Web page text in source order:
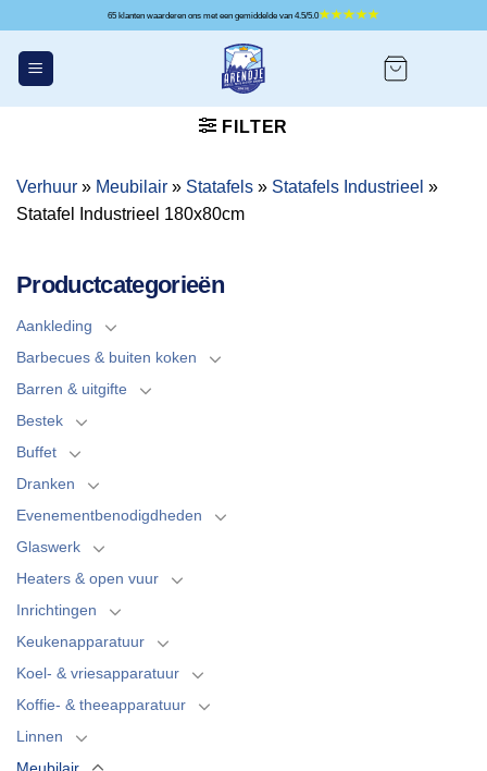
inhoud
65 klanten waarderen ons met een gemiddelde van 4.5/5.0
FILTER
Verhuur » Meubilair » Statafels » Statafels Industrieel »
Statafel Industrieel 180x80cm
Productcategorieën
Aankleding
Barbecues & buiten koken
Barren & uitgifte
Bestek
Buffet
Dranken
Evenementbenodigdheden
Glaswerk
Heaters & open vuur
Inrichtingen
Keukenapparatuur
Koel- & vriesapparatuur
Koffie- & theeapparatuur
Linnen
Meubilair